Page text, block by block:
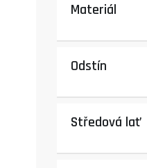
Materiál
Odstín
Středová lať